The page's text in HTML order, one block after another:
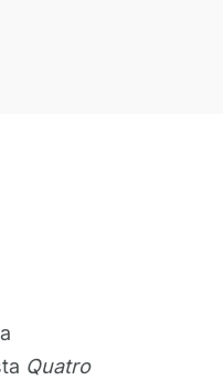
Quatro